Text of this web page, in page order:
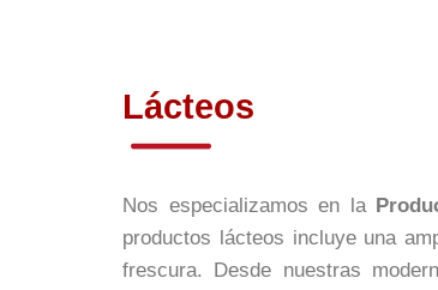
Lácteos
Nos especializamos en la
productos lácteos incluye una
frescura. Desde nuestras